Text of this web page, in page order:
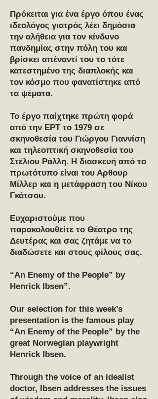
Πρόκειται για ένα έργο όπου ένας
ιδεολόγος γιατρός λέει δημόσια
την αλήθεια για τον κίνδυνο
πανδημίας στην πόλη του και
βρίσκει απέναντί του το τότε
κατεστημένο της διαπλοκής και
τον κόσμο που φανατίστηκε από
τα ψέματα.
Το έργο παίχτηκε πρώτη φορά
από την ΕΡΤ το 1979 σε
σκηνοθεσία του Γιώργου Γιαννίση
και τηλεοπτική σκηνοθεσία του
Στέλιου Ράλλη. Η διασκευή από το
πρωτότυπο είναι του Αρθουρ
Μίλλερ και η μετάφραση του Νίκου
Γκάτσου.
Ευχαριστούμε που
παρακολουθείτε το Θέατρο της
Δευτέρας και σας ζητάμε να το
διαδώσετε και στους φίλους σας.
“An Enemy of the People” by
Henrick Ibsen”.
Our selection for this week’s
presentation is the famous play
“An Enemy of the People” by the
great Norwegian playwright
Henrick Ibsen.
Through the voice of an idealist
doctor, Ibsen addresses the issues